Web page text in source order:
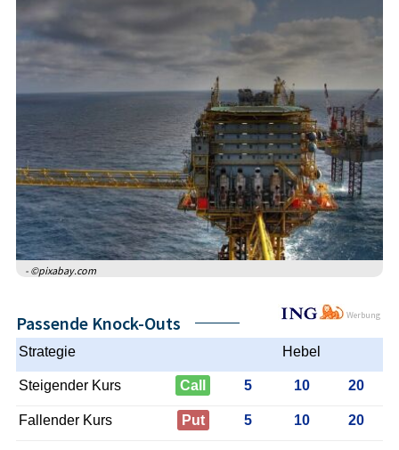
- ©pixabay.com
Werbung
Passende Knock-Outs
Strategie Hebel
Steigender Kurs Call 5 10 20
Fallender Kurs Put 5 10 20